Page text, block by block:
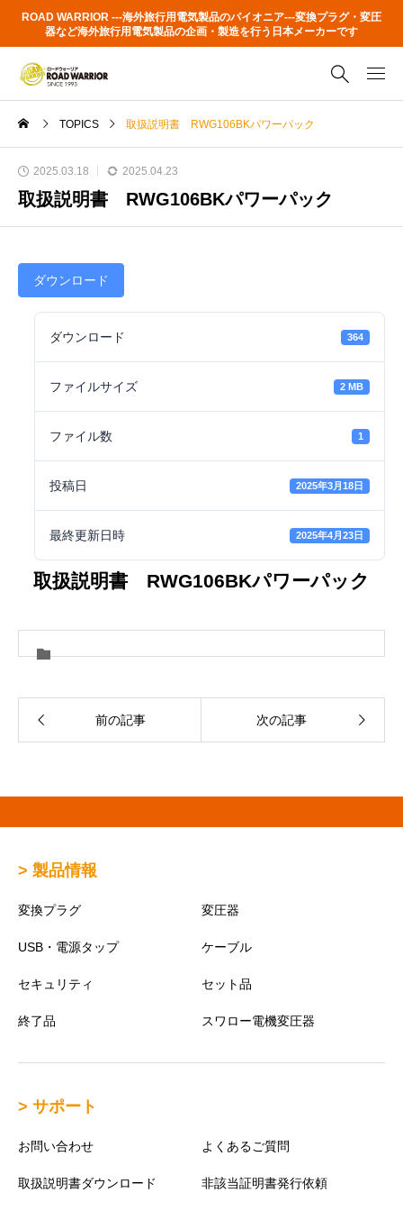
ROAD WARRIOR ---海外旅行用電気製品のパイオニア---変換プラグ・変圧
器など海外旅行用電気製品の企画・製造を行う日本メーカーです
TOPICS 取扱説明書 RWG106BKパワーパック
2025.03.18 2025.04.23
取扱説明書 RWG106BKパワーパック
ダウンロード
ダウンロード 364
ファイルサイズ 2 MB
ファイル数 1
投稿日 2025年3月18日
最終更新日時 2025年4月23日
取扱説明書 RWG106BKパワーパック
前の記事 次の記事
> 製品情報
変換プラグ 変圧器
USB・電源タップ ケーブル
セキュリティ セット品
終了品 スワロー電機変圧器
> サポート
お問い合わせ よくあるご質問
取扱説明書ダウンロード 非該当証明書発行依頼